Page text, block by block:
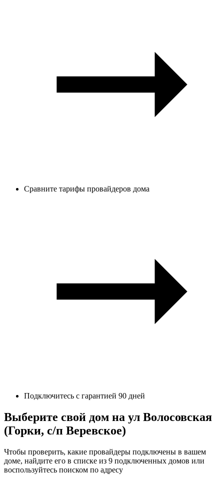
Сравните тарифы провайдеров дома
Подключитесь с гарантией 90 дней
Выберите свой дом на ул Волосовская
(Горки, с/п Веревское)
Чтобы проверить, какие провайдеры подключены в вашем
доме, найдите его в списке из 9 подключенных домов или
воспользуйтесь поиском по адресу